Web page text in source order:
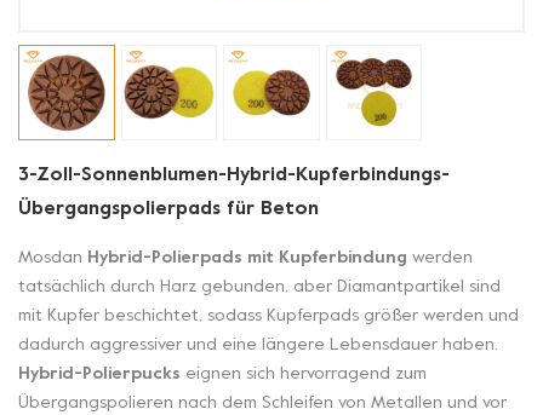
3-Zoll-Sonnenblumen-Hybrid-Kupferbindungs-
Übergangspolierpads für Beton
Mosdan Hybrid-Polierpads mit Kupferbindung werden
tatsächlich durch Harz gebunden, aber Diamantpartikel sind
mit Kupfer beschichtet, sodass Kupferpads größer werden und
dadurch aggressiver und eine längere Lebensdauer haben.
Hybrid-Polierpucks eignen sich hervorragend zum
Übergangspolieren nach dem Schleifen von Metallen und vor